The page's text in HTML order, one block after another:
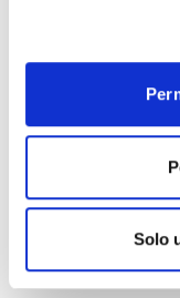
Solo